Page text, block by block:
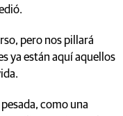
pero nos pillará
ya están aquí aquellos
como una